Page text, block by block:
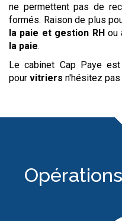
ne permettent pas de
formés. Raison de plus
la paie et gestion RHou
la paie.
Le cabinet Cap Paye
pour vitriers n'hésitez pas